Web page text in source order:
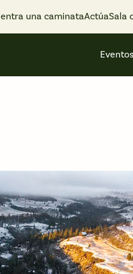
una caminataActúaSala
Eventos